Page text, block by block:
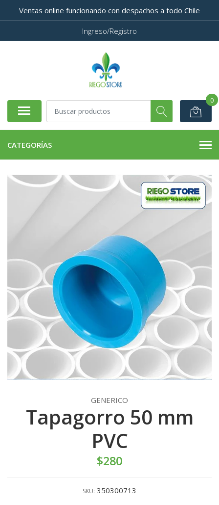
Ventas online funcionando con despachos a todo Chile
Ingreso/Registro
0
CATEGORÍAS
GENERICO
Tapagorro 50 mm
PVC
$280
SKU: 350300713